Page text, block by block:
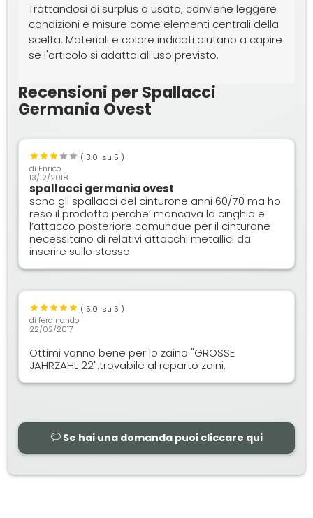
Trattandosi di surplus o usato, conviene leggere
condizioni e misure come elementi centrali della
scelta. Materiali e colore indicati aiutano a capire
se l'articolo si adatta all'uso previsto.
Recensioni per Spallacci
Germania Ovest
( 3.0 su 5 )
di Enrico
13/12/2018
spallacci germania ovest
sono gli spallacci del cinturone anni 60/70 ma ho
reso il prodotto perche’ mancava la cinghia e
l’attacco posteriore comunque per il cinturone
necessitano di relativi attacchi metallici da
inserire sullo stesso.
( 5.0 su 5 )
diferdinando
22/02/2017
Ottimi vanno bene per lo zaino "GROSSE
JAHRZAHL 22".trovabile al reparto zaini.
Se hai una domanda puoi cliccare qui